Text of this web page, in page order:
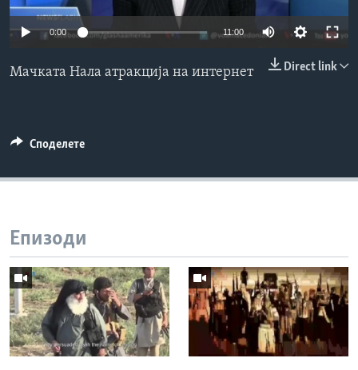
ИНТЕРВЈУА
Јазици
0:00 11:00
Direct link
Мачката Нала атракција на интернет
Споделете
Епизоди